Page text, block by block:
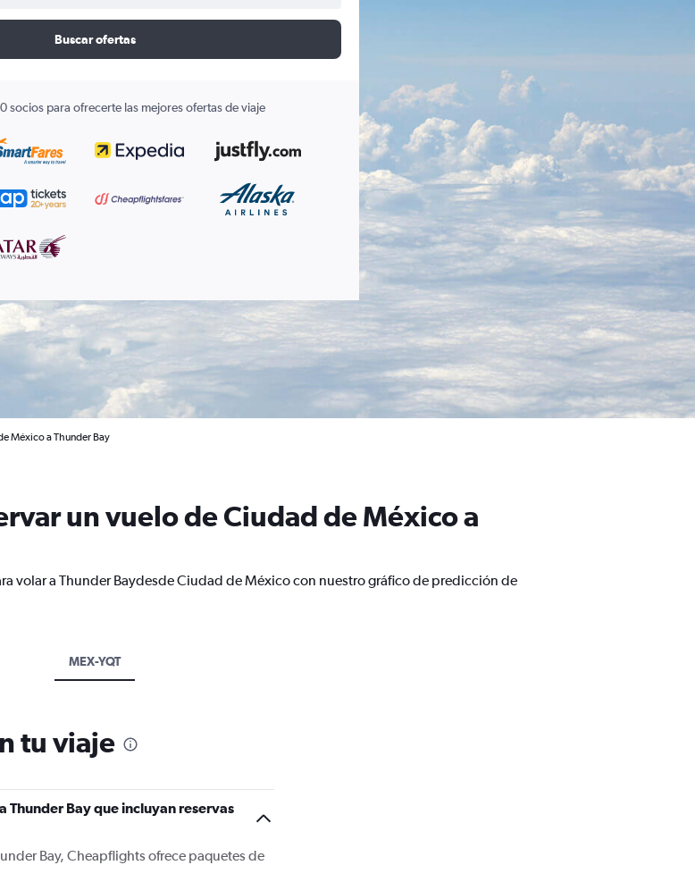
Buscar ofertas
socios para ofrecerte las mejores ofertas de viaje
México a Thunder Bay
un vuelo de Ciudad de México a
volar a Thunder Baydesde Ciudad de México con nuestro gráfico de predicción de
MEX-YQT
tu viaje
Thunder Bay que incluyan reservas
Bay, Cheapflights ofrece paquetes de